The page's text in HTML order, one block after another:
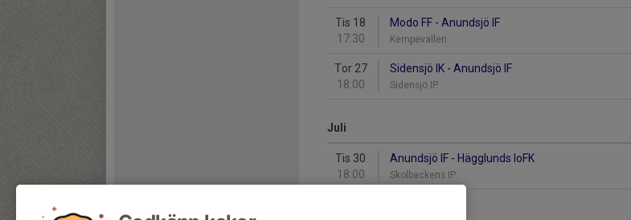
Tis 18
17:30
Modo FF - Anundsjö IF
Kempevallen
Tor 27
18:00
Sidensjö IK - Anundsjö IF
Sidensjö IP
Juli
Tis 30
18:00
Anundsjö IF - Hägglunds IoFK
Skolbackens IP